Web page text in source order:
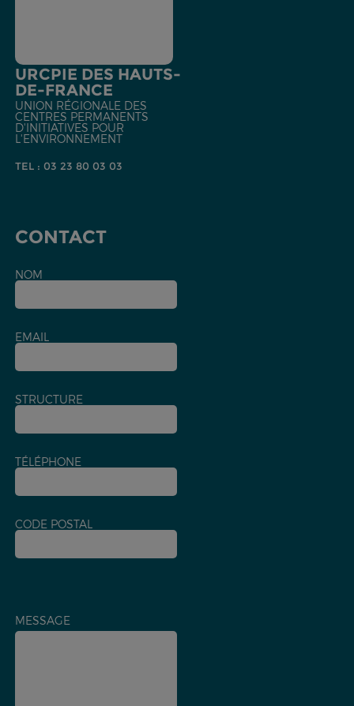
URCPIE DES HAUTS-
DE-FRANCE
UNION RÉGIONALE DES
CENTRES PERMANENTS
D'INITIATIVES POUR
L'ENVIRONNEMENT
TEL : 03 23 80 03 03
CONTACT
NOM
EMAIL
STRUCTURE
TÉLÉPHONE
CODE POSTAL
MESSAGE